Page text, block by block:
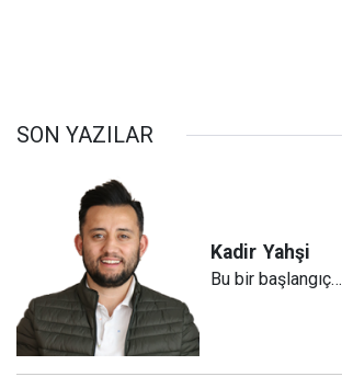
SON YAZILAR
Kadir Yahşi
Bu bir başlangıç…